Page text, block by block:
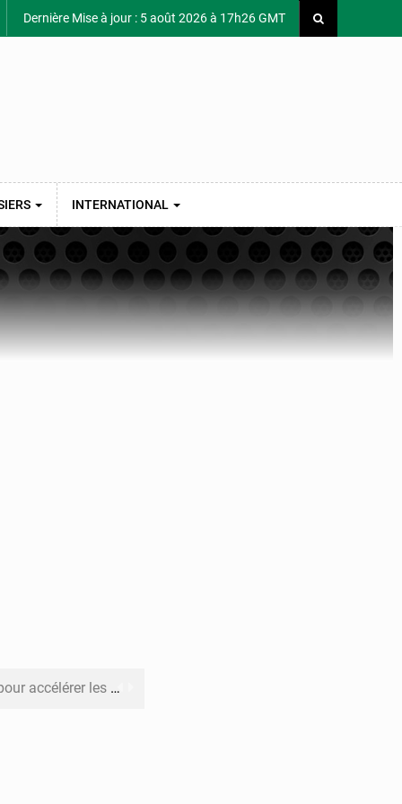
Dernière Mise à jour : 5 août 2026 à 17h26 GMT
INTERNATIONAL
les investissements